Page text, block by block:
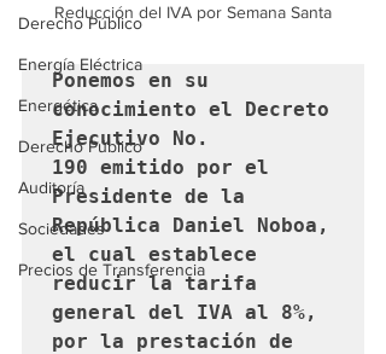
Derecho Público
Energía Eléctrica
Energética
Derecho Público
Auditoría
Sociedades
Precios de Transferencia
Reducción del IVA por Semana Santa
Ponemos en su
conocimiento el Decreto
Ejecutivo No.
190 emitido por el
Presidente de la
República Daniel Noboa,
el cual establece
reducir la tarifa
general del IVA al 8%,
por la prestación de